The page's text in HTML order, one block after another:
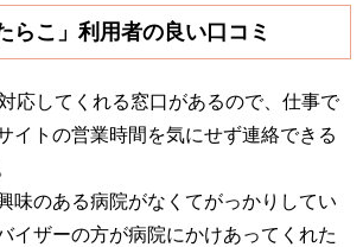
らこ」利用者の良い口コミ
応してくれる窓口があるので、仕事で
イトの営業時間を気にせず連絡できる
味のある病院がなくてがっかりしてい
イザーの方が病院にかけあってくれた